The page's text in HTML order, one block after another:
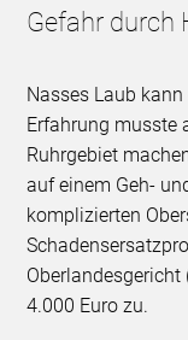
Gefahr durch
Nasses Laub
Erfahrung musste
Ruhrgebiet
auf einem Geh-
komplizierten
Oberlandesgericht
4.000 Euro zu.